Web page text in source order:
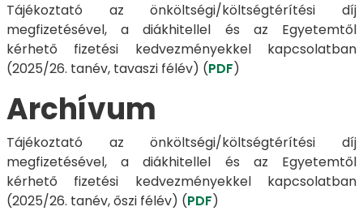
Tájékoztató az önköltségi/költségtérítési díj
megfizetésével, a diákhitellel és az Egyetemtől
kérhető fizetési kedvezményekkel kapcsolatban
(2025/26. tanév, tavaszi félév) (PDF)
Archívum
Tájékoztató az önköltségi/költségtérítési díj
megfizetésével, a diákhitellel és az Egyetemtől
kérhető fizetési kedvezményekkel kapcsolatban
(2025/26. tanév, őszi félév) (PDF)